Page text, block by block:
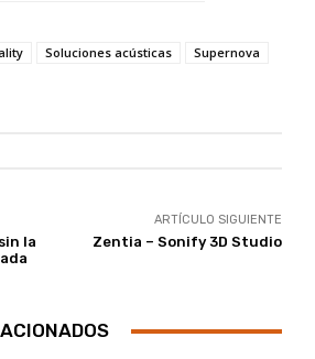
Soluciones acústicas
Supernova
la
ARTÍCULO SIGUIENTE
Zentia – Sonify 3D Studio